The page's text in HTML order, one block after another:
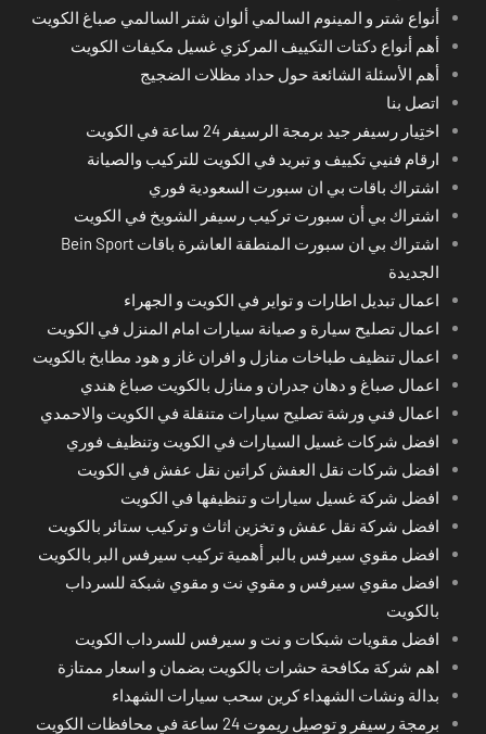
أنواع شتر و المينوم السالمي ألوان شتر السالمي صباغ الكويت
أهم أنواع دكتات التكييف المركزي غسيل مكيفات الكويت
أهم الأسئلة الشائعة حول حداد مظلات الضجيج
اتصل بنا
اختِيار رسيفر جيد برمجة الرسيفر 24 ساعة في الكويت
ارقام فنيي تكييف و تبريد في الكويت للتركيب والصيانة
اشتراك باقات بي ان سبورت السعودية فوري
اشتراك بي أن سبورت تركيب رسيفر الشويخ في الكويت
اشتراك بي ان سبورت المنطقة العاشرة باقات Bein Sport
الجديدة
اعمال تبديل اطارات و تواير في الكويت و الجهراء
اعمال تصليح سيارة و صيانة سيارات امام المنزل في الكويت
اعمال تنظيف طباخات منازل و افران غاز و هود مطابخ بالكويت
اعمال صباغ و دهان جدران و منازل بالكويت صباغ هندي
اعمال فني ورشة تصليح سيارات متنقلة في الكويت والاحمدي
افضل شركات غسيل السيارات في الكويت وتنظيف فوري
افضل شركات نقل العفش كراتين نقل عفش في الكويت
افضل شركة غسيل سيارات و تنظيفها في الكويت
افضل شركة نقل عفش و تخزين اثاث و تركيب ستائر بالكويت
افضل مقوي سيرفس بالبر أهمية تركيب سيرفس البر بالكويت
افضل مقوي سيرفس و مقوي نت و مقوي شبكة للسرداب
بالكويت
افضل مقويات شبكات و نت و سيرفس للسرداب الكويت
اهم شركة مكافحة حشرات بالكويت بضمان و اسعار ممتازة
بدالة ونشات الشهداء كرين سحب سيارات الشهداء
برمجة رسيفر و توصيل ريموت 24 ساعة في محافظات الكويت